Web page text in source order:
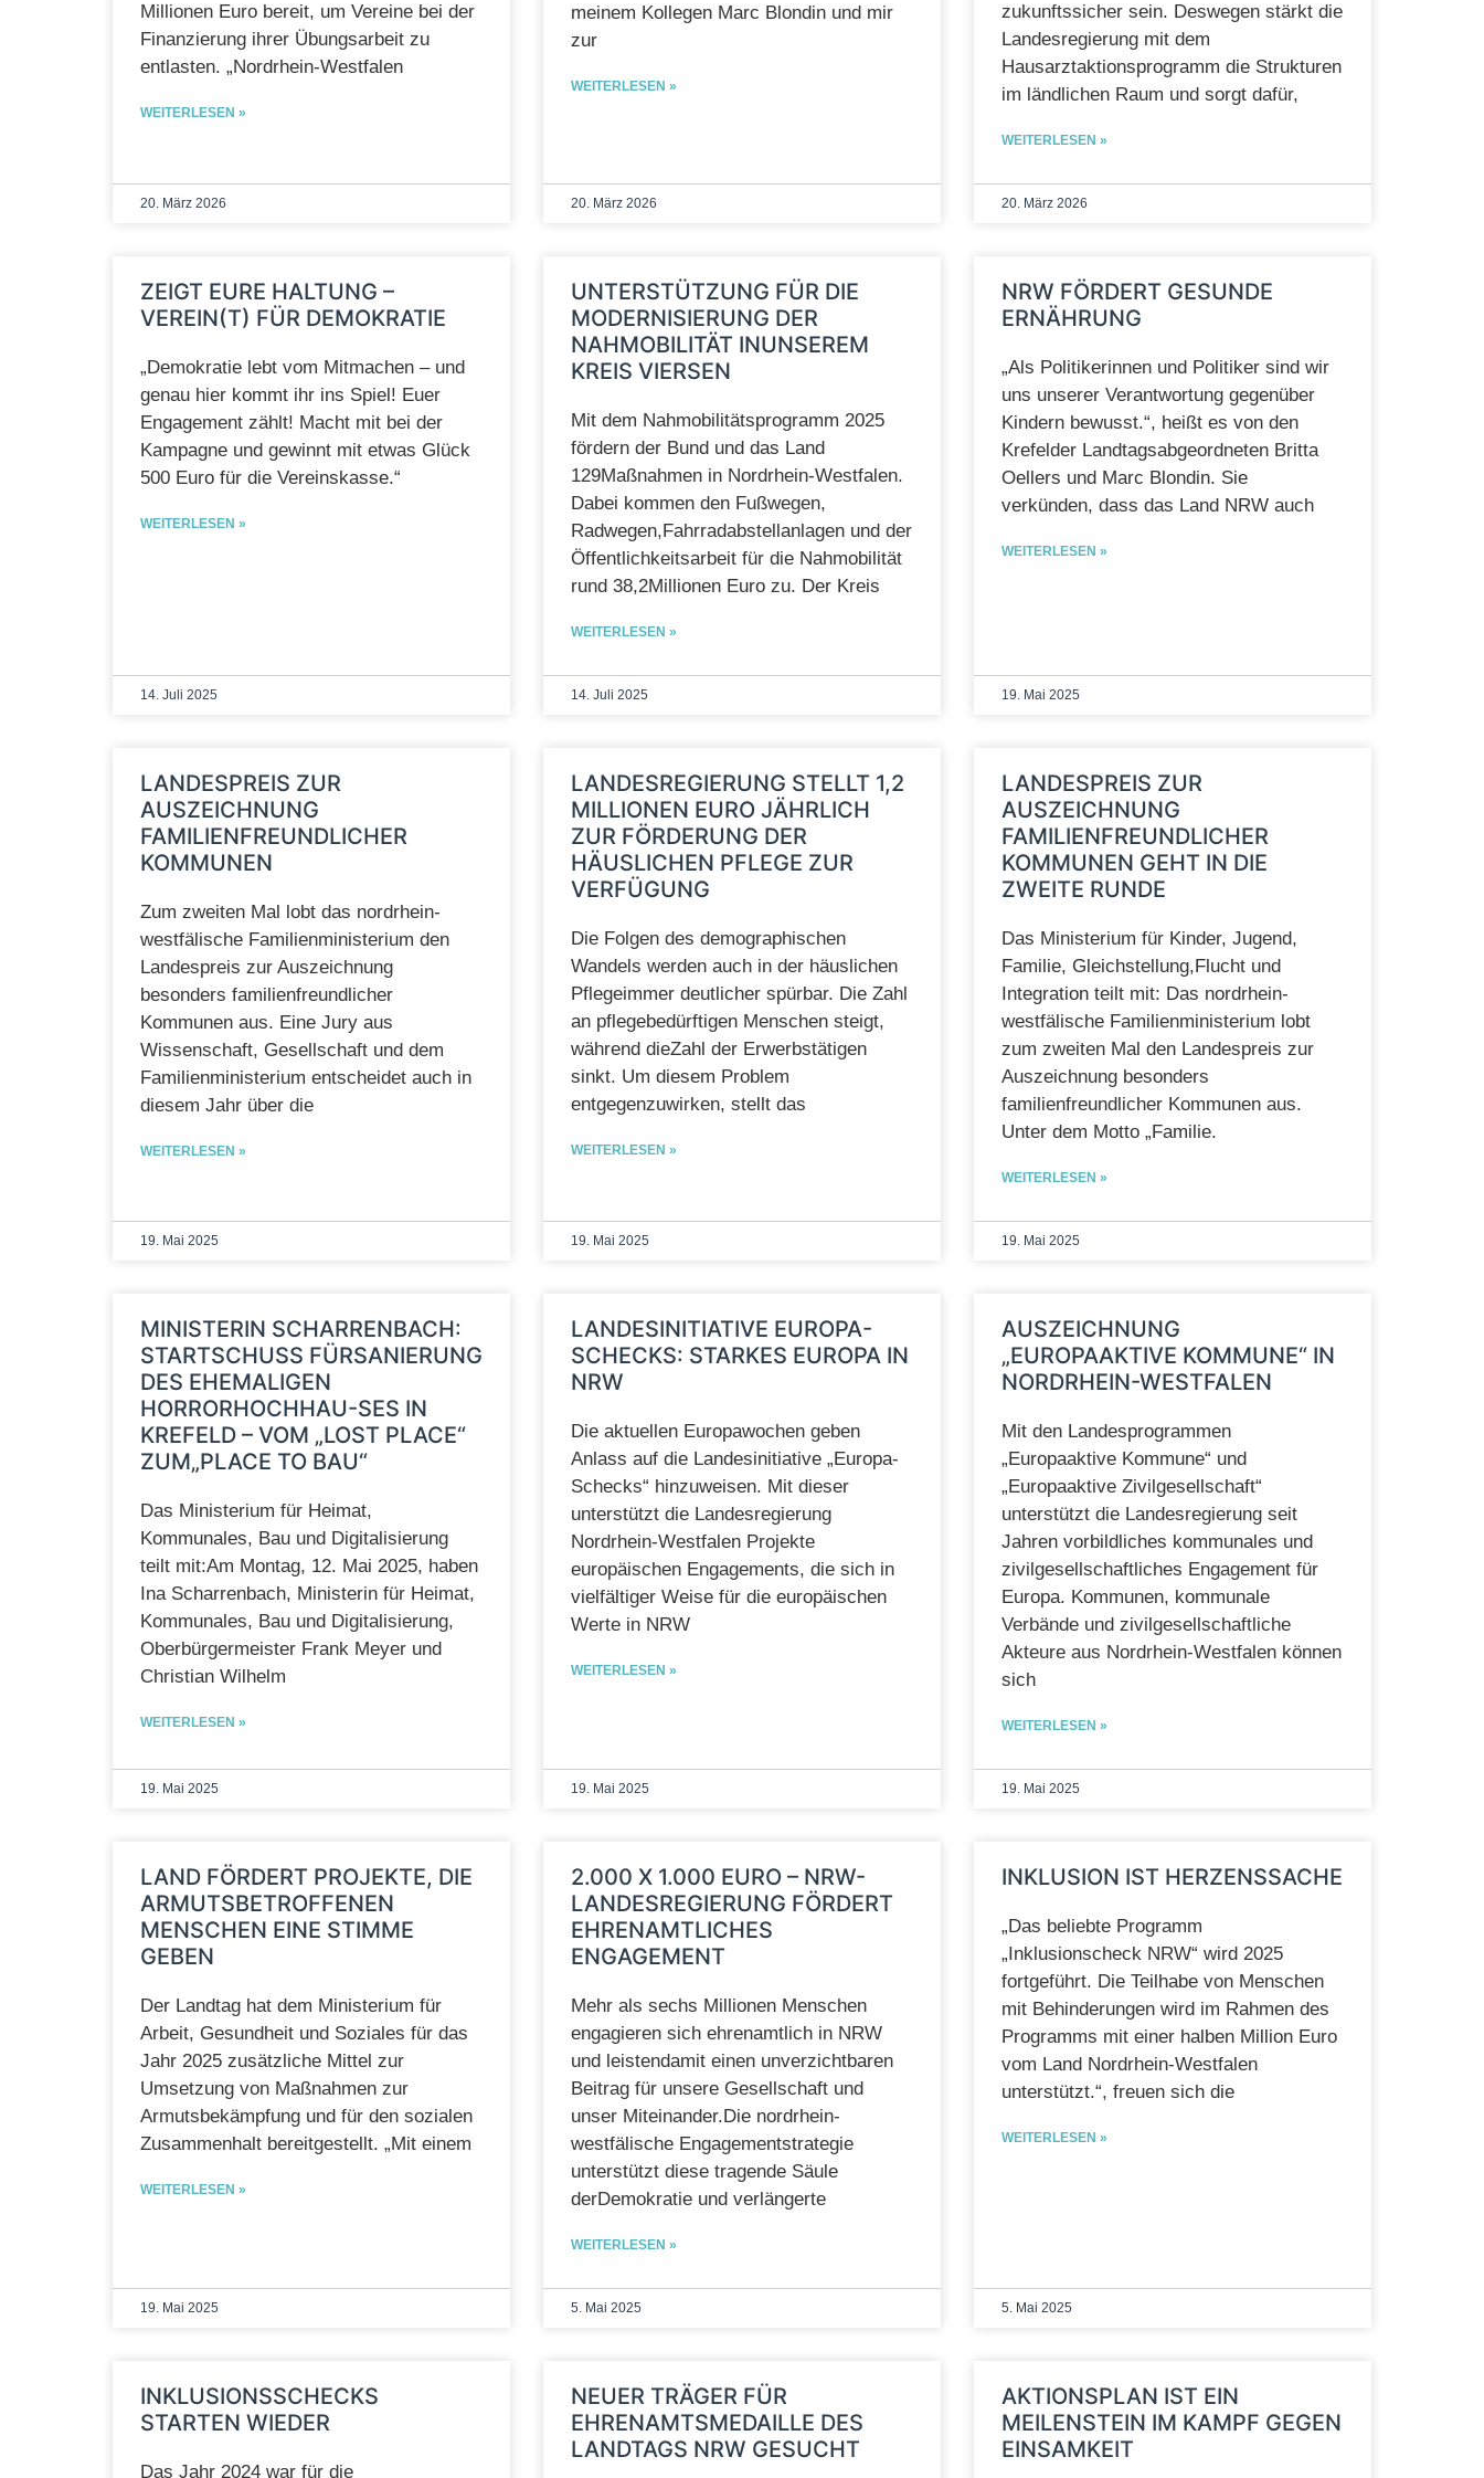
Millionen Euro bereit, um Vereine bei der
Finanzierung ihrer Übungsarbeit zu
entlasten. „Nordrhein‑Westfalen
WEITERLESEN »
20. März 2026
meinem Kollegen Marc Blondin und mir
zur
WEITERLESEN »
20. März 2026
zukunftssicher sein. Deswegen stärkt die
Landesregierung mit dem
Hausarztaktionsprogramm die Strukturen
im ländlichen Raum und sorgt dafür,
WEITERLESEN »
20. März 2026
ZEIGT EURE HALTUNG –
VEREIN(T) FÜR DEMOKRATIE
„Demokratie lebt vom Mitmachen – und
genau hier kommt ihr ins Spiel! Euer
Engagement zählt! Macht mit bei der
Kampagne und gewinnt mit etwas Glück
500 Euro für die Vereinskasse.“
WEITERLESEN »
14. Juli 2025
UNTERSTÜTZUNG FÜR DIE
MODERNISIERUNG DER
NAHMOBILITÄT INUNSEREM
KREIS VIERSEN
Mit dem Nahmobilitätsprogramm 2025
fördern der Bund und das Land
129Maßnahmen in Nordrhein-Westfalen.
Dabei kommen den Fußwegen,
Radwegen,Fahrradabstellanlagen und der
Öffentlichkeitsarbeit für die Nahmobilität
rund 38,2Millionen Euro zu. Der Kreis
WEITERLESEN »
14. Juli 2025
NRW FÖRDERT GESUNDE
ERNÄHRUNG
„Als Politikerinnen und Politiker sind wir
uns unserer Verantwortung gegenüber
Kindern bewusst.“, heißt es von den
Krefelder Landtagsabgeordneten Britta
Oellers und Marc Blondin. Sie
verkünden, dass das Land NRW auch
WEITERLESEN »
19. Mai 2025
LANDESPREIS ZUR
AUSZEICHNUNG
FAMILIENFREUNDLICHER
KOMMUNEN
Zum zweiten Mal lobt das nordrhein-
westfälische Familienministerium den
Landespreis zur Auszeichnung
besonders familienfreundlicher
Kommunen aus. Eine Jury aus
Wissenschaft, Gesellschaft und dem
Familienministerium entscheidet auch in
diesem Jahr über die
WEITERLESEN »
19. Mai 2025
LANDESREGIERUNG STELLT 1,2
MILLIONEN EURO JÄHRLICH
ZUR FÖRDERUNG DER
HÄUSLICHEN PFLEGE ZUR
VERFÜGUNG
Die Folgen des demographischen
Wandels werden auch in der häuslichen
Pflegeimmer deutlicher spürbar. Die Zahl
an pflegebedürftigen Menschen steigt,
während dieZahl der Erwerbstätigen
sinkt. Um diesem Problem
entgegenzuwirken, stellt das
WEITERLESEN »
19. Mai 2025
LANDESPREIS ZUR
AUSZEICHNUNG
FAMILIENFREUNDLICHER
KOMMUNEN GEHT IN DIE
ZWEITE RUNDE
Das Ministerium für Kinder, Jugend,
Familie, Gleichstellung,Flucht und
Integration teilt mit: Das nordrhein-
westfälische Familienministerium lobt
zum zweiten Mal den Landespreis zur
Auszeichnung besonders
familienfreundlicher Kommunen aus.
Unter dem Motto „Familie.
WEITERLESEN »
19. Mai 2025
MINISTERIN SCHARRENBACH:
STARTSCHUSS FÜRSANIERUNG
DES EHEMALIGEN
HORRORHOCHHAU-SES IN
KREFELD – VOM „LOST PLACE“
ZUM„PLACE TO BAU“
Das Ministerium für Heimat,
Kommunales, Bau und Digitalisierung
teilt mit:Am Montag, 12. Mai 2025, haben
Ina Scharrenbach, Ministerin für Heimat,
Kommunales, Bau und Digitalisierung,
Oberbürgermeister Frank Meyer und
Christian Wilhelm
WEITERLESEN »
19. Mai 2025
LANDESINITIATIVE EUROPA-
SCHECKS: STARKES EUROPA IN
NRW
Die aktuellen Europawochen geben
Anlass auf die Landesinitiative „Europa-
Schecks“ hinzuweisen. Mit dieser
unterstützt die Landesregierung
Nordrhein-Westfalen Projekte
europäischen Engagements, die sich in
vielfältiger Weise für die europäischen
Werte in NRW
WEITERLESEN »
19. Mai 2025
AUSZEICHNUNG
„EUROPAAKTIVE KOMMUNE“ IN
NORDRHEIN-WESTFALEN
Mit den Landesprogrammen
„Europaaktive Kommune“ und
„Europaaktive Zivilgesellschaft“
unterstützt die Landesregierung seit
Jahren vorbildliches kommunales und
zivilgesellschaftliches Engagement für
Europa. Kommunen, kommunale
Verbände und zivilgesellschaftliche
Akteure aus Nordrhein-Westfalen können
sich
WEITERLESEN »
19. Mai 2025
LAND FÖRDERT PROJEKTE, DIE
ARMUTSBETROFFENEN
MENSCHEN EINE STIMME
GEBEN
Der Landtag hat dem Ministerium für
Arbeit, Gesundheit und Soziales für das
Jahr 2025 zusätzliche Mittel zur
Umsetzung von Maßnahmen zur
Armutsbekämpfung und für den sozialen
Zusammenhalt bereitgestellt. „Mit einem
WEITERLESEN »
19. Mai 2025
2.000 X 1.000 EURO – NRW-
LANDESREGIERUNG FÖRDERT
EHRENAMTLICHES
ENGAGEMENT
Mehr als sechs Millionen Menschen
engagieren sich ehrenamtlich in NRW
und leistendamit einen unverzichtbaren
Beitrag für unsere Gesellschaft und
unser Miteinander.Die nordrhein-
westfälische Engagementstrategie
unterstützt diese tragende Säule
derDemokratie und verlängerte
WEITERLESEN »
5. Mai 2025
INKLUSION IST HERZENSSACHE
„Das beliebte Programm
„Inklusionscheck NRW“ wird 2025
fortgeführt. Die Teilhabe von Menschen
mit Behinderungen wird im Rahmen des
Programms mit einer halben Million Euro
vom Land Nordrhein-Westfalen
unterstützt.“, freuen sich die
WEITERLESEN »
5. Mai 2025
INKLUSIONSSCHECKS
STARTEN WIEDER
Das Jahr 2024 war für die
NEUER TRÄGER FÜR
EHRENAMTSMEDAILLE DES
LANDTAGS NRW GESUCHT
AKTIONSPLAN IST EIN
MEILENSTEIN IM KAMPF GEGEN
EINSAMKEIT